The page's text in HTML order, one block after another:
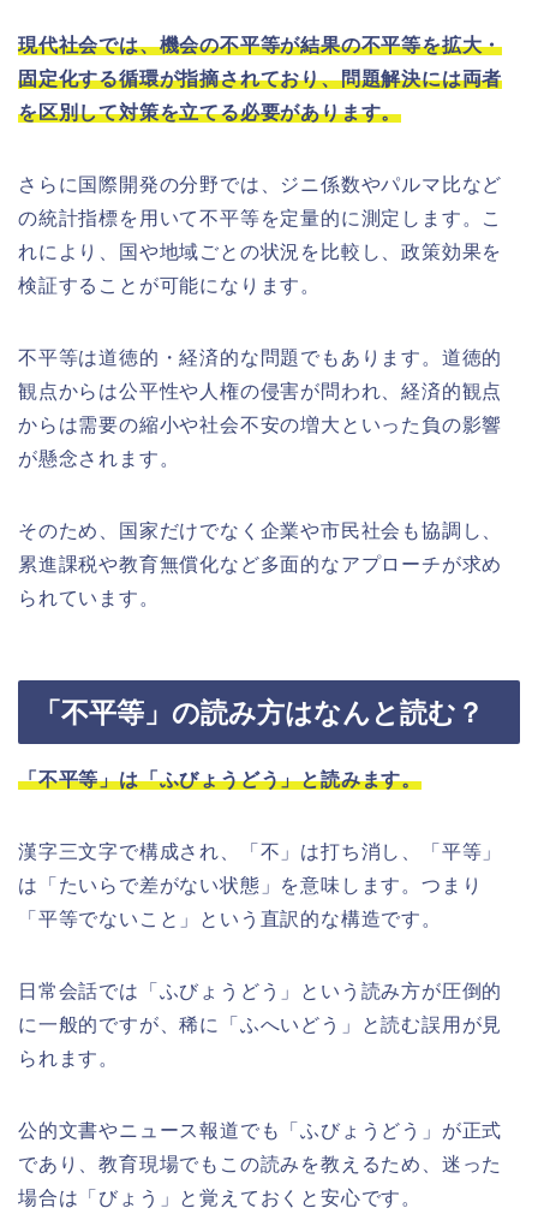
現代社会では、機会の不平等が結果の不平等を拡大・
固定化する循環が指摘されており、問題解決には両者
を区別して対策を立てる必要があります。
さらに国際開発の分野では、ジニ係数やパルマ比など
の統計指標を用いて不平等を定量的に測定します。こ
れにより、国や地域ごとの状況を比較し、政策効果を
検証することが可能になります。
不平等は道徳的・経済的な問題でもあります。道徳的
観点からは公平性や人権の侵害が問われ、経済的観点
からは需要の縮小や社会不安の増大といった負の影響
が懸念されます。
そのため、国家だけでなく企業や市民社会も協調し、
累進課税や教育無償化など多面的なアプローチが求め
られています。
「不平等」の読み方はなんと読む？
「不平等」は「ふびょうどう」と読みます。
漢字三文字で構成され、「不」は打ち消し、「平等」
は「たいらで差がない状態」を意味します。つまり
「平等でないこと」という直訳的な構造です。
日常会話では「ふびょうどう」という読み方が圧倒的
に一般的ですが、稀に「ふへいどう」と読む誤用が見
られます。
公的文書やニュース報道でも「ふびょうどう」が正式
であり、教育現場でもこの読みを教えるため、迷った
場合は「びょう」と覚えておくと安心です。